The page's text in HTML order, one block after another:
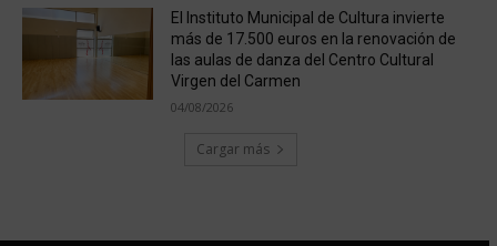
El Instituto Municipal de Cultura invierte
más de 17.500 euros en la renovación de
las aulas de danza del Centro Cultural
Virgen del Carmen
04/08/2026
Cargar más